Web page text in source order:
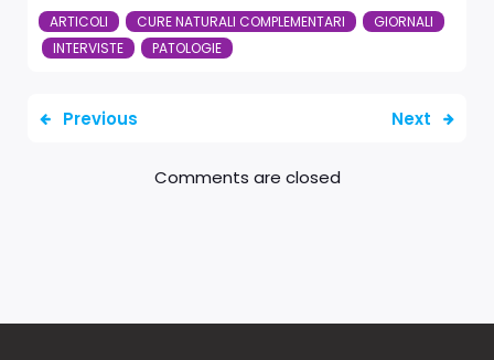
ARTICOLI CURE NATURALI COMPLEMENTARI
GIORNALI
INTERVISTE
PATOLOGIE
Previous Next
Comments are closed